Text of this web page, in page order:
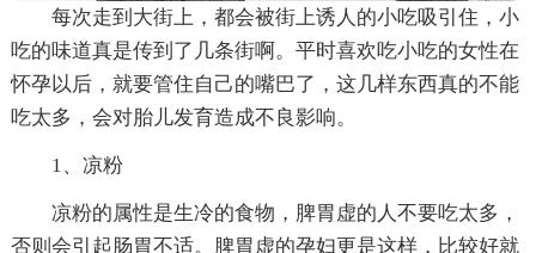
每次走到大街上，都会被街上诱人的小吃吸引住，小
吃的味道真是传到了几条街啊。平时喜欢吃小吃的女性在
怀孕以后，就要管住自己的嘴巴了，这几样东西真的不能
吃太多，会对胎儿发育造成不良影响。
1、凉粉
凉粉的属性是生冷的食物，脾胃虚的人不要吃太多，
否则会引起肠胃不适。脾胃虚的孕妇更是这样，比较好就